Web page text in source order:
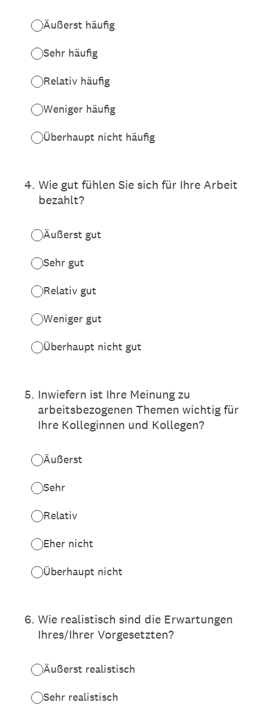
Äußerst häufig
Sehr häufig
Relativ häufig
Weniger häufig
Überhaupt nicht häufig
4. Wie gut fühlen Sie sich für Ihre Arbeit
bezahlt?
Äußerst gut
Sehr gut
Relativ gut
Weniger gut
Überhaupt nicht gut
5. Inwiefern ist Ihre Meinung zu
arbeitsbezogenen Themen wichtig für
Ihre Kolleginnen und Kollegen?
Äußerst
Sehr
Relativ
Eher nicht
Überhaupt nicht
6. Wie realistisch sind die Erwartungen
Ihres/Ihrer Vorgesetzten?
Äußerst realistisch
Sehr realistisch